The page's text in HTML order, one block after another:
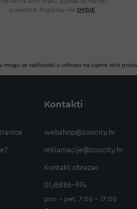
poslastice. Pogledaj više OVDJE
mogu se razlikovati u odnosu na cijene istih
Kontakti
webshop@zoocity.hr
reklamacije@zoocity.hr
Kontakt obrazac
01/6886-974
pon - pet, 7:00 - 17:00